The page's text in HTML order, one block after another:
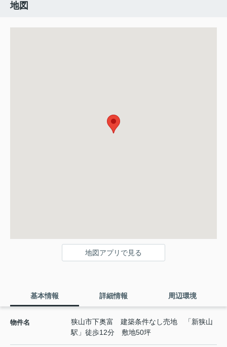
地図
地図アプリで見る
基本情報 詳細情報 周辺環境
物件名
狭山市下奥富 建築条件なし売地 「新狭山
駅」徒歩12分 敷地50坪